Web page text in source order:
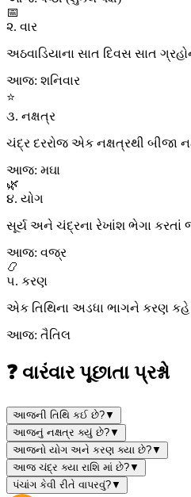
📅
૨. વાર
અઠવાડિયાના સાત દિવસ સાત
આજ: શનિવાર
⭐
૩. નક્ષત્ર
ચંદ્ર દરરોજ એક નક્ષત્રથી બીજા
આજ: મઘા
🌿
૪. યોગ
સૂર્ય અને ચંદ્રના રેખાંશ ભેગા
આજ: વજ્ર
📿
૫. કરણ
એક તિથિના અડધા ભાગને કરણ
આજ: તૈતિલ
❓ વારંવાર પૂછાતા પ્રશ્નો
આજની તિથિ કઈ છે?▼
આજનું નક્ષત્ર ક્યું છે?▼
આજનો યોગ અને કરણ ક્યા છે?▼
આજ ચંદ્ર ક્યા રાશિ માં છે?▼
પંચાંગ કેવી રીતે વાપરવું?▼